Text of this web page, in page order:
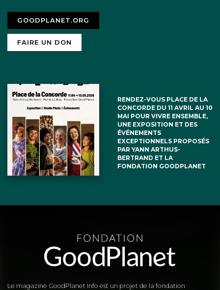
GOODPLANET.ORG
FAIRE UN DON
RENDEZ-VOUS PLACE DE LA
CONCORDE DU 11 AVRIL AU 10
MAI POUR VIVRE ENSEMBLE,
UNE EXPOSITION ET DES
ÉVÉNEMENTS
EXCEPTIONNELS PROPOSÉS
PAR YANN ARTHUS-
BERTRAND ET LA
FONDATION GOODPLANET
Le magazine GoodPlanet Info est un projet de la fondation